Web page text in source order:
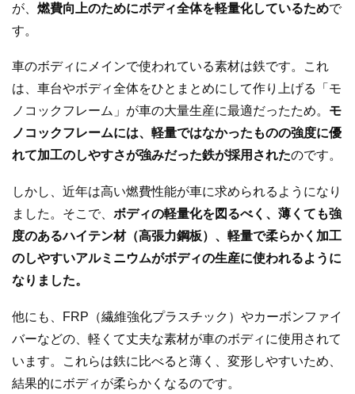
が、 燃費向上のためにボディ全体を軽量化しているためで
す。
車のボディにメインで使われている素材は鉄です。これ
は、車台やボディ全体をひとまとめにして作り上げる「モ
ノコックフレーム」が車の大量生産に最適だったため。 モ
ノコックフレームには、軽量ではなかったものの強度に優
れて加工のしやすさが強みだった鉄が採用されたのです。
しかし、近年は高い燃費性能が車に求められるようになり
ました。そこで、 ボディの軽量化を図るべく、薄くても強
度のあるハイテン材（高張力鋼板）、軽量で柔らかく加工
のしやすいアルミニウムがボディの生産に使われるように
なりました。
他にも、FRP（繊維強化プラスチック）やカーボンファイ
バーなどの、軽くて丈夫な素材が車のボディに使用されて
います。これらは鉄に比べると薄く、変形しやすいため、
結果的にボディが柔らかくなるのです。